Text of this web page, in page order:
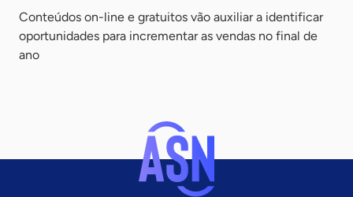
Conteúdos on-line e gratuitos vão auxiliar a identificar
oportunidades para incrementar as vendas no final de
ano